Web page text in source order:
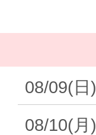
08/09(日)
08/10(月)